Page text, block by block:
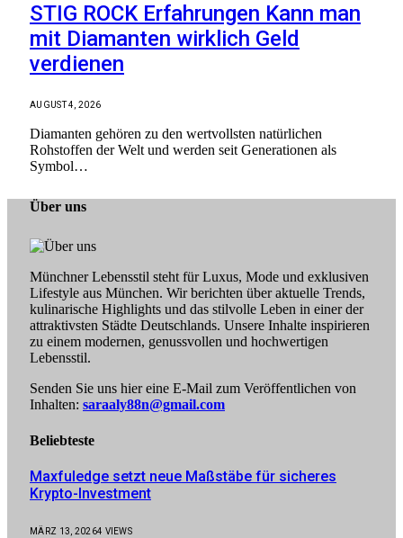
STIG ROCK Erfahrungen Kann man
mit Diamanten wirklich Geld
verdienen
AUGUST 4, 2026
Diamanten gehören zu den wertvollsten natürlichen
Rohstoffen der Welt und werden seit Generationen als
Symbol…
Über uns
Münchner Lebensstil steht für Luxus, Mode und exklusiven
Lifestyle aus München. Wir berichten über aktuelle Trends,
kulinarische Highlights und das stilvolle Leben in einer der
attraktivsten Städte Deutschlands. Unsere Inhalte inspirieren
zu einem modernen, genussvollen und hochwertigen
Lebensstil.
Senden Sie uns hier eine E-Mail zum Veröffentlichen von
Inhalten: saraaly88n@gmail.com
Beliebteste
Maxfuledge setzt neue Maßstäbe für sicheres
Krypto-Investment
MÄRZ 13, 20264 VIEWS